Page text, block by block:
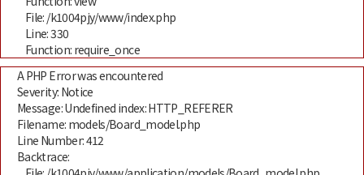
File: /k1004pjy/www/index.php
Line: 330
Function: require_once
A PHP Error was encountered
Severity: Notice
Message: Undefined index: HTTP_REFERER
Filename: models/Board_model.php
Line Number: 412
Backtrace: